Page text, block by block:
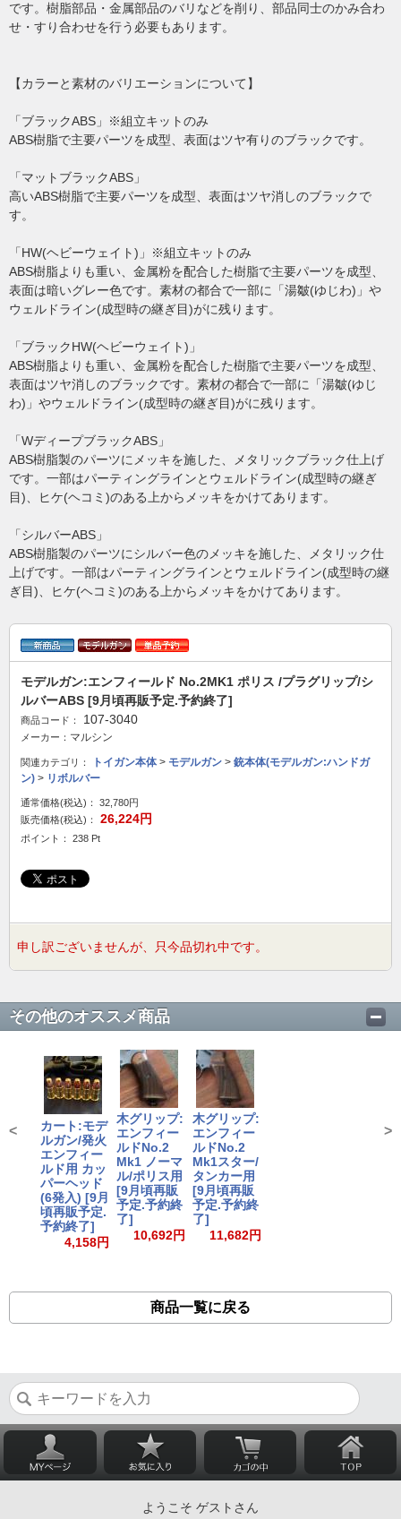
です。樹脂部品・金属部品のバリなどを削り、部品同士のかみ合わ
せ・すり合わせを行う必要もあります。
【カラーと素材のバリエーションについて】
「ブラックABS」※組立キットのみ
ABS樹脂で主要パーツを成型、表面はツヤ有りのブラックです。
「マットブラックABS」
高いABS樹脂で主要パーツを成型、表面はツヤ消しのブラックで
す。
「HW(ヘビーウェイト)」※組立キットのみ
ABS樹脂よりも重い、金属粉を配合した樹脂で主要パーツを成型、
表面は暗いグレー色です。素材の都合で一部に「湯皺(ゆじわ)」や
ウェルドライン(成型時の継ぎ目)がに残ります。
「ブラックHW(ヘビーウェイト)」
ABS樹脂よりも重い、金属粉を配合した樹脂で主要パーツを成型、
表面はツヤ消しのブラックです。素材の都合で一部に「湯皺(ゆじ
わ)」やウェルドライン(成型時の継ぎ目)がに残ります。
「WディープブラックABS」
ABS樹脂製のパーツにメッキを施した、メタリックブラック仕上げ
です。一部はパーティングラインとウェルドライン(成型時の継ぎ
目)、ヒケ(ヘコミ)のある上からメッキをかけてあります。
「シルバーABS」
ABS樹脂製のパーツにシルバー色のメッキを施した、メタリック仕
上げです。一部はパーティングラインとウェルドライン(成型時の継
ぎ目)、ヒケ(ヘコミ)のある上からメッキをかけてあります。
モデルガン:エンフィールド No.2MK1 ポリス /プラグリップ/シ
ルバーABS [9月頃再販予定.予約終了]
商品コード： 107-3040
メーカー： マルシン
関連カテゴリ： トイガン本体> モデルガン > 銃本体(モデルガン:ハンドガ
ン) > リボルバー
通常価格(税込)：
32,780円
販売価格(税込)：
26,224円
ポイント： 238 Pt
申し訳ございませんが、只今品切れ中です。
その他のオススメ商品
カート:モデ
ルガン/発火
エンフィー
ルド用 カッ
パーヘッド
(6発入) [9月
頃再販予定.
予約終了]
4,158円
木グリップ:
エンフィー
ルドNo.2
Mk1 ノーマ
ル/ポリス用
[9月頃再販
予定.予約終
了]
10,692円
木グリップ:
エンフィー
ルドNo.2
Mk1スター/
タンカー用
[9月頃再販
予定.予約終
了]
11,682円
< >
商品一覧に戻る
ようこそ ゲストさん